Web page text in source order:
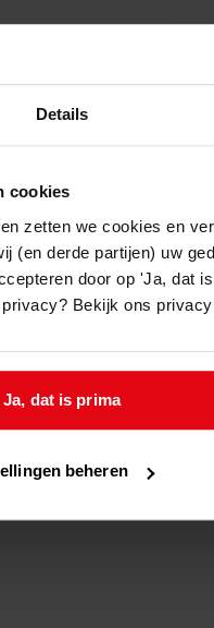
Details
cookies
zetten we cookies en
(en derde partijen) uw
door op 'Ja, dat
Bekijk ons
Ja, dat is prima
beheren